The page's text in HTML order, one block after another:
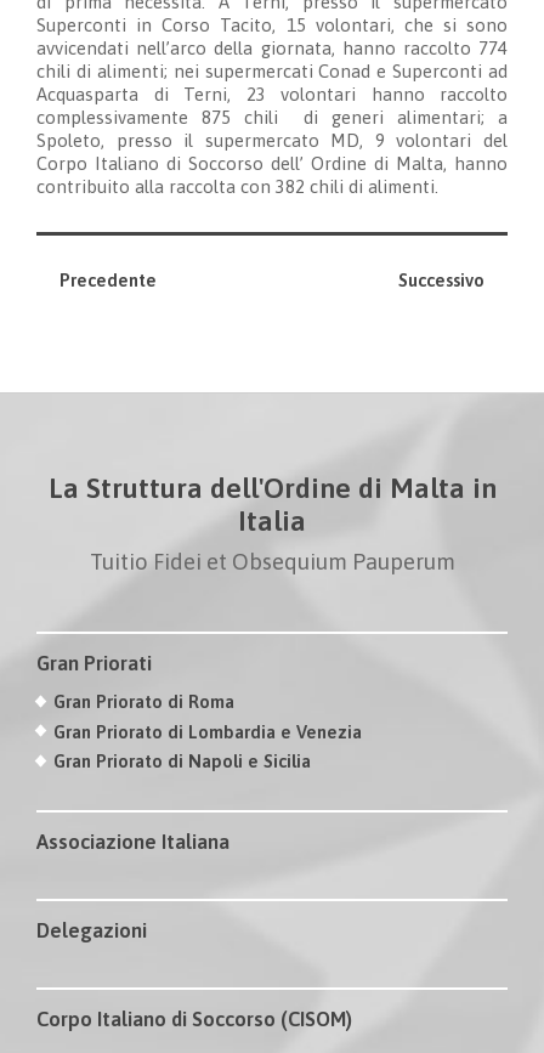
Superconti in Corso Tacito, 15 volontari, che si sono
avvicendati nell’arco della giornata, hanno raccolto 774
chili di alimenti; nei supermercati Conad e Superconti ad
Acquasparta di Terni, 23 volontari hanno raccolto
complessivamente 875 chili di generi alimentari; a
Spoleto, presso il supermercato MD, 9 volontari del
Corpo Italiano di Soccorso dell’ Ordine di Malta, hanno
contribuito alla raccolta con 382 chili di alimenti.
Precedente Successivo
La Struttura dell'Ordine di Malta in
Italia
Tuitio Fidei et Obsequium Pauperum
Gran Priorati
Gran Priorato di Roma
Gran Priorato di Lombardia e Venezia
Gran Priorato di Napoli e Sicilia
Associazione Italiana
Delegazioni
Corpo Italiano di Soccorso (CISOM)